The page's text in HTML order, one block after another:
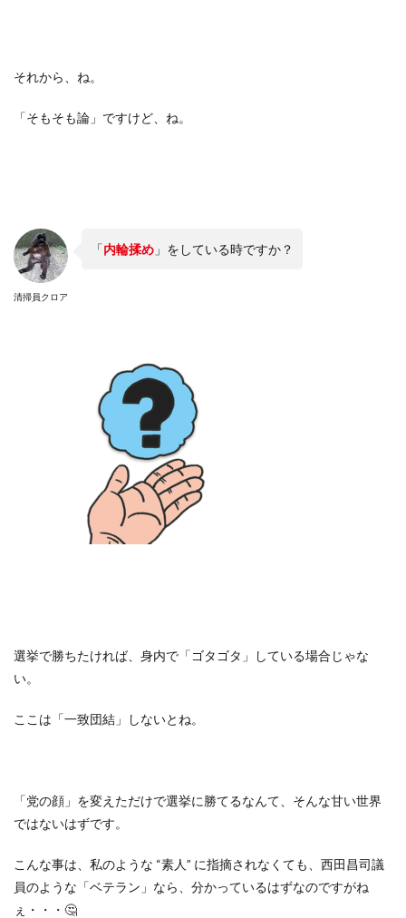
それから、ね。
「そもそも論」ですけど、ね。
清掃員クロア
「内輪揉め 」をしている時ですか？
選挙で勝ちたければ、身内で「ゴタゴタ」している場合じゃな
い。
ここは「一致団結」しないとね。
「党の顔」を変えただけで選挙に勝てるなんて、そんな甘い世界
ではないはずです。
こんな事は、私のような “素人” に指摘されなくても、西田昌司議
員のような「ベテラン」なら、分かっているはずなのですがね
ぇ・・・🤔